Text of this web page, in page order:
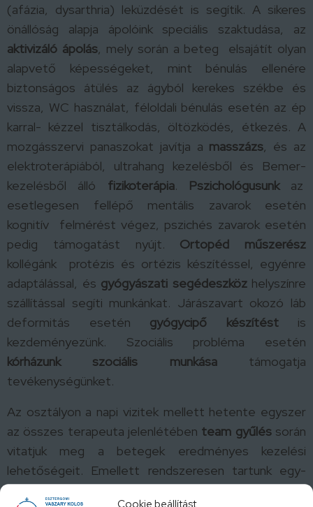
Cookie beállítást
(afázia, dysarthria) leküzdését is segítik. A sikeres
önállóság alapja ápolóink speciális szaktudása, az
aktivizáló ápolás, mely során a beteg elsajátít olyan
alapvető képességeket, mint bénulás ellenére
biztonságos átülés az ágyból kerekes székbe és
vissza, WC használat, féloldali bénulás esetén az ép
karral- kézzel tisztálkodás, öltözködés, étkezés. A
mozgásszervi panaszokat javítja a masszázs, és az
elektroterápiából, ultrahang kezelésből és Bemer-
kezelésből álló fizikoterápia. Pszichológusunkaz
esetlegesen fellépő mentális zavarok esetén
kognitív felmérést végez, pszichés zavarok esetén
pedig támogatást nyújt. Ortopéd műszerész
kollégánk protézis és ortézis készítéssel, egyénre
adaptálással, és gyógyászati segédeszközhelyszínre
szállítással segíti munkánkat. Járászavart okozó láb
deformitás esetén gyógycipő készítéstis
kezdeményezünk. Szociális probléma esetén
kórházunk szociális munkásatámogatja
tevékenységünket.
Az osztályon a napi vizitek mellett hetente egyszer
az összes terapeuta jelenlétében team gyűléssorán
vitatjuk meg a betegek eredményes kezelési
lehetőségeit. Emellett rendszeresen tartunk egy-
egy rehabilitációs témáról szóló osztályos